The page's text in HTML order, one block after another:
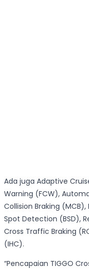
Ada juga Adaptive
Warning (FCW),
Collision Braking
Spot Detection (BSD),
Cross Traffic Braking
(IHC).
“Pencapaian TIGGO